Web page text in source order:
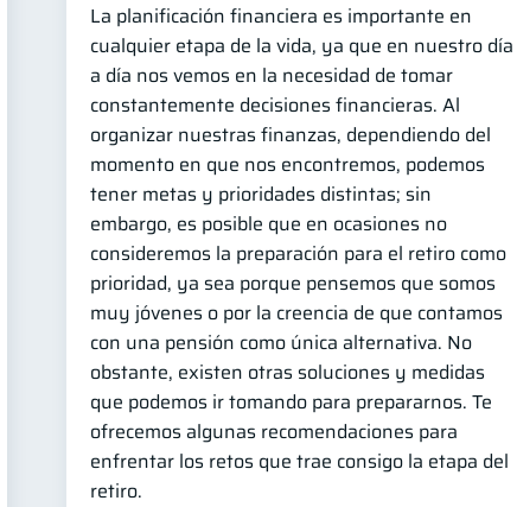
La planificación financiera es importante en
cualquier etapa de la vida, ya que en nuestro día
a día nos vemos en la necesidad de tomar
constantemente decisiones financieras. Al
organizar nuestras finanzas, dependiendo del
momento en que nos encontremos, podemos
tener metas y prioridades distintas; sin
embargo, es posible que en ocasiones no
consideremos la preparación para el retiro como
prioridad, ya sea porque pensemos que somos
muy jóvenes o por la creencia de que contamos
con una pensión como única alternativa. No
obstante, existen otras soluciones y medidas
que podemos ir tomando para prepararnos. Te
ofrecemos algunas recomendaciones para
enfrentar los retos que trae consigo la etapa del
retiro.